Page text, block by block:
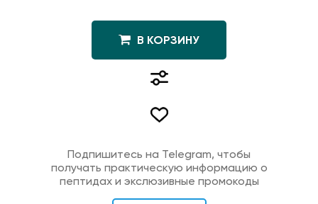
В КОРЗИНУ
Подпишитесь на Telegram, чтобы
получать практическую информацию о
пептидах и экслюзивные промокоды